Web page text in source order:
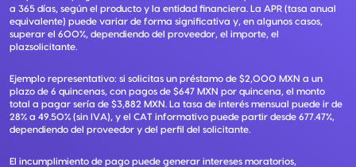
a 365 días, según el producto y la entidad financiera. La APR (tasa anual
equivalente) puede variar de forma significativa y, en algunos casos,
superar el 600%, dependiendo del proveedor, el importe, el
plazsolicitante.
Ejemplo representativo: si solicitas un préstamo de $2,000 MXN a un
plazo de 6 quincenas, con pagos de $647 MXN por quincena, el monto
total a pagar sería de $3,882 MXN. La tasa de interés mensual puede ir de
28% a 49.50% (sin IVA), y el CAT informativo puede partir desde 677.47%,
dependiendo del proveedor y del perfil del solicitante.
El incumplimiento de pago puede generar intereses moratorios,